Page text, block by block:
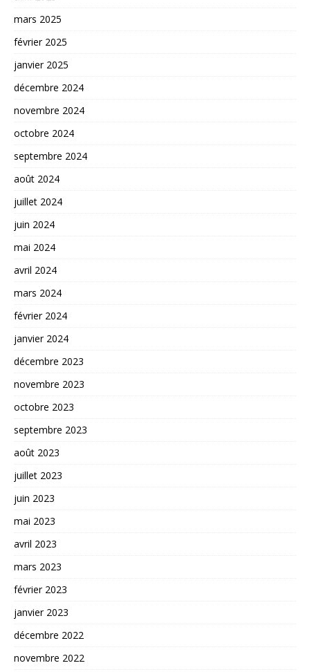
mars 2025
février 2025
janvier 2025
décembre 2024
novembre 2024
octobre 2024
septembre 2024
août 2024
juillet 2024
juin 2024
mai 2024
avril 2024
mars 2024
février 2024
janvier 2024
décembre 2023
novembre 2023
octobre 2023
septembre 2023
août 2023
juillet 2023
juin 2023
mai 2023
avril 2023
mars 2023
février 2023
janvier 2023
décembre 2022
novembre 2022